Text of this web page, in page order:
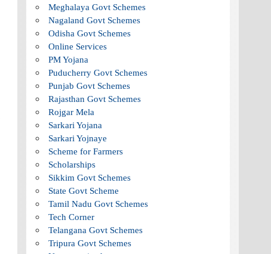
Meghalaya Govt Schemes
Nagaland Govt Schemes
Odisha Govt Schemes
Online Services
PM Yojana
Puducherry Govt Schemes
Punjab Govt Schemes
Rajasthan Govt Schemes
Rojgar Mela
Sarkari Yojana
Sarkari Yojnaye
Scheme for Farmers
Scholarships
Sikkim Govt Schemes
State Govt Scheme
Tamil Nadu Govt Schemes
Tech Corner
Telangana Govt Schemes
Tripura Govt Schemes